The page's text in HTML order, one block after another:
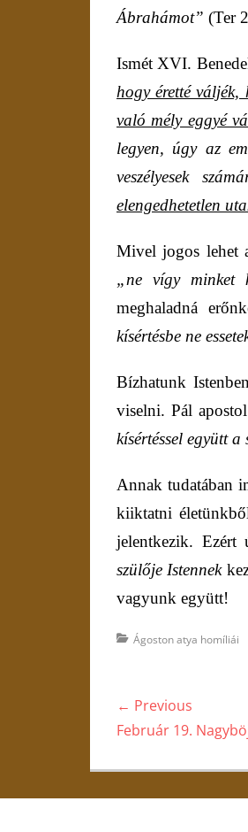
Ábrahámot” (Ter
Ismét XVI.
hogy éretté
való mély eggyé
legyen, úgy az
veszélyesek
elengedhetetlen
Miveljogos lehet
„ne vígy minket
meghaladná
kísértésbe ne
Bízhatunk
viselni. Pál
kísértéssel együtt
Annak tudatában
kiiktatni
jelentkezik. Ezért
szülője Istennek
vagyunk együtt!
Categories
Ágoston atya homíliái
Bejegyzés
navigáció
← Previous
Previous
Február 19.